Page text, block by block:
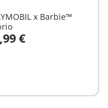
x Barbie™
€
den Warenkorb